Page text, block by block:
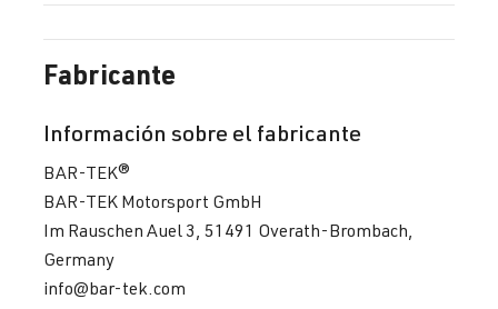
Fabricante
Información sobre el fabricante
BAR-TEK®
BAR-TEK Motorsport GmbH
Im Rauschen Auel 3, 51491 Overath-Brombach,
Germany
info@bar-tek.com